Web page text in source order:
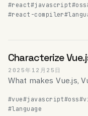
#react#javascript#oss
#react-compiler
Characterize
2025年12月25日
What makes Vue.js,
#vue#javascript#oss
#language